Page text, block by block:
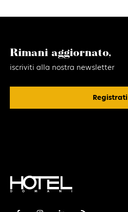
Rimani aggiornato,
iscriviti alla nostra newsletter
Registrati